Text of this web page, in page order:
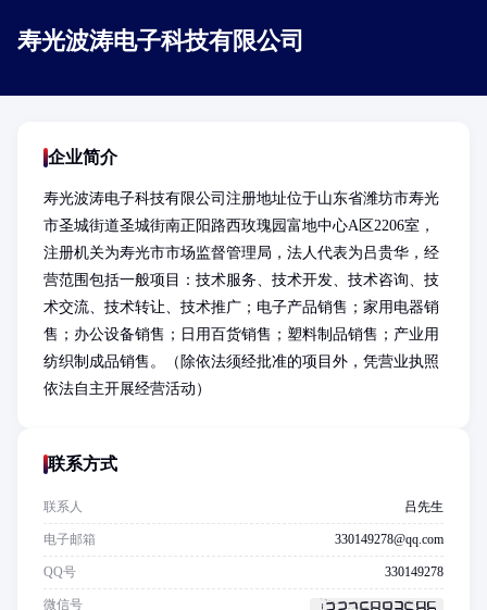
寿光波涛电子科技有限公司
企业简介
寿光波涛电子科技有限公司注册地址位于山东省潍坊市寿光
市圣城街道圣城街南正阳路西玫瑰园富地中心A区2206室，
注册机关为寿光市市场监督管理局，法人代表为吕贵华，经
营范围包括一般项目：技术服务、技术开发、技术咨询、技
术交流、技术转让、技术推广；电子产品销售；家用电器销
售；办公设备销售；日用百货销售；塑料制品销售；产业用
纺织制成品销售。（除依法须经批准的项目外，凭营业执照
依法自主开展经营活动）
联系方式
联系人 吕先生
电子邮箱 330149278@qq.com
QQ号 330149278
微信号